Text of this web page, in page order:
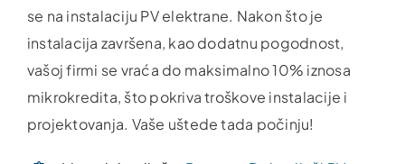
se na instalaciju PV elektrane. Nakon što je
instalacija završena, kao dodatnu pogodnost,
vašoj firmi se vraća do maksimalno 10% iznosa
mikrokredita, što pokriva troškove instalacije i
projektovanja. Vaše uštede tada počinju!